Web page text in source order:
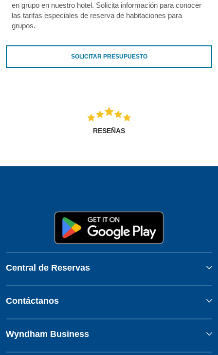
en grupo en nuestro hotel. Solicita información para conocer
las tarifas especiales de reserva de habitaciones para
grupos.
SOLICITAR PRESUPUESTO
RESEÑAS
Central de Reservas
Contáctanos
Wyndham Business